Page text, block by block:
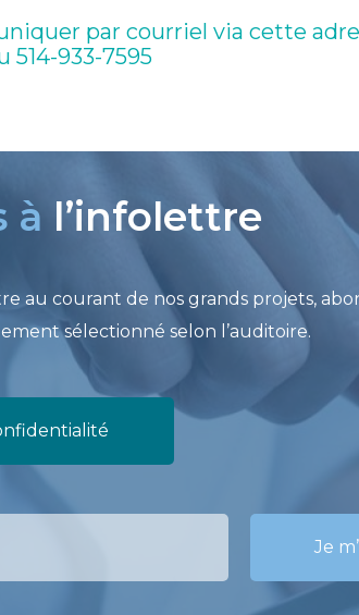
par courriel via cette
514-933-7595
à l’infolettre
au courant de nos grands projets,
sélectionné selon l’auditoire.